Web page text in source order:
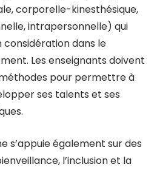
corporelle-kinesthésique,
intrapersonnelle) qui
dans le
Les enseignants doivent
pour permettre à
ses talents et ses
s’appuie également sur des
l’inclusion et la